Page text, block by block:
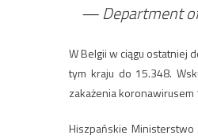
— Department of
W Belgii w ciągu ostatniej
tym kraju do 15.348.
zakażenia koronawirusem
Hiszpańskie Ministerstwo